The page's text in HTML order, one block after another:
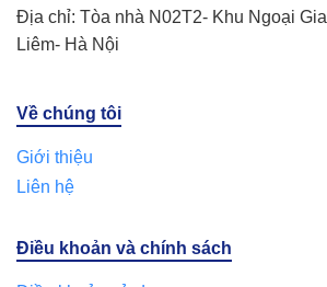
Địa chỉ: Tòa nhà N02T2- Khu Ngoại
Liêm- Hà Nội
Về chúng tôi
Giới thiệu
Liên hệ
Điều khoản và chính sách